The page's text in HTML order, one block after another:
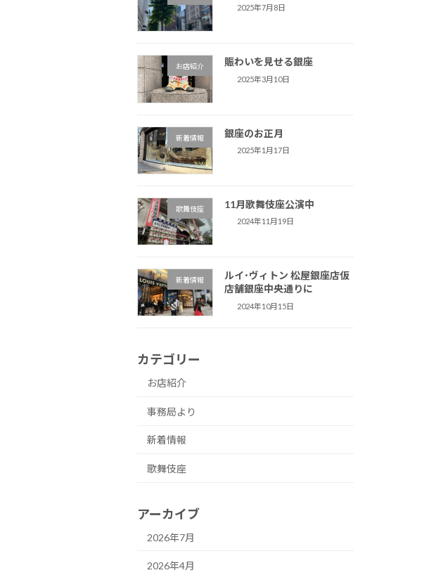
2025年7月8日
お店紹介 賑わいを見せる銀座
2025年3月10日
新着情報 銀座のお正月
2025年1月17日
歌舞伎座 11月歌舞伎座公演中
2024年11月19日
新着情報
ルイ･ヴィトン 松屋銀座店仮
店舗銀座中央通りに
2024年10月15日
カテゴリー
お店紹介
事務局より
新着情報
歌舞伎座
アーカイブ
2026年7月
2026年4月